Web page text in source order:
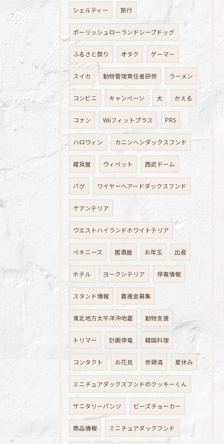
シェルティー 旅行
ポーリッシュローランドシープドッグ
ふるさと祭り オタク ゲーマー
スイカ 動物管理責任者研修 ラーメン
コンビニ キャンペーン 犬 かえる
コナン Wiiフィットプラス PRS
ハロウィン カニンヘンダックスフンド
雑貨屋 ウィペット 西武ドーム
パグ ワイヤーヘアードダックスフンド
ケアンテリア
ウエストハイランドホワイトテリア
ペキニーズ 居酒屋 お年玉 出産
ホテル ヨークシテリア 停電情報
スタンド情報 義援金募集
東北地方太平洋沖地震 動物支援
トリマー 計画停電 韓国料理
コンタクト お花見 参鶏湯 夏休み
ミニチュアダックスフンドのクッキーくん
サニタリーパンツ ビーズチョーカー
商品情報 ミニチュアダックフンド